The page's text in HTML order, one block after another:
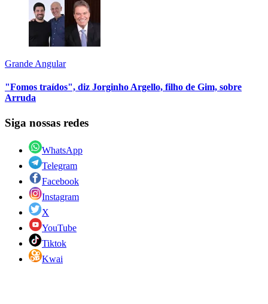
Grande Angular
"Fomos traídos", diz Jorginho Argello, filho de Gim, sobre
Arruda
Siga nossas redes
WhatsApp
Telegram
Facebook
Instagram
X
YouTube
Tiktok
Kwai